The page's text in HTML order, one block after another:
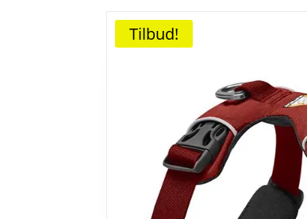
Tilbud!